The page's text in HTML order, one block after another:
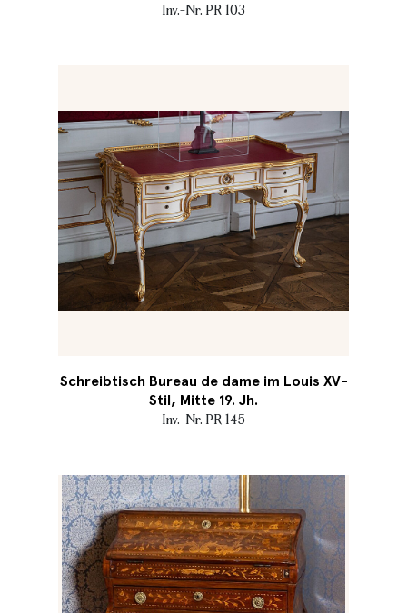
Inv.-Nr. PR 103
Schreibtisch Bureau de dame im Louis XV-
Stil, Mitte 19. Jh.
Inv.-Nr. PR 145